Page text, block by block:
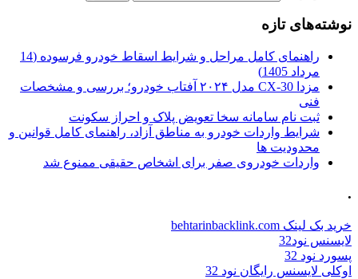
نوشته‌های تازه
راهنمای کامل مراحل و شرایط اسقاط خودرو فرسوده (14
مرداد 1405)
مزدا CX-30 مدل ۲۰۲۴ آفتاب خودرو؛ بررسی و مشخصات
فنی
ثبت نام سامانه سخا تعویض پلاک و احراز سکونت
شرایط واردات خودرو به مناطق آزاد، راهنمای کامل قوانین و
محدودیت ها
واردات خودروی صفر برای اشخاص حقیقی ممنوع شد
.
خرید بک لینک behtarinbacklink.com
لایسنس نود32
پسورد نود 32
اوکلی لایسنس رایگان نود 32